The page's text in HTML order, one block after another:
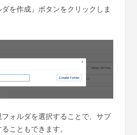
を作成」ボタンをクリックしま
ォルダを選択することで、サブ
こともできます。